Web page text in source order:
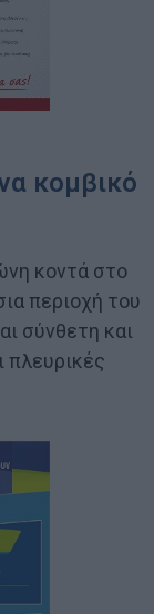
κομβικό
κοντά στο
περιοχή του
σύνθετη και
πλευρικές